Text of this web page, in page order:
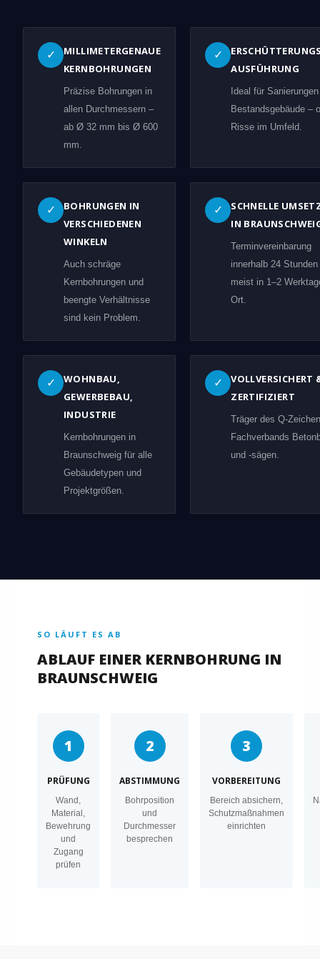
✓
MILLIMETERGENAUE
KERNBOHRUNGEN
Präzise Bohrungen in
allen Durchmessern –
ab Ø 32 mm bis Ø 600
mm.
✓
AUSFÜHRUNG
Ideal für
Bestandsgebäude –
Risse im Umfeld.
✓
BOHRUNGEN IN
VERSCHIEDENEN
WINKELN
Auch schräge
Kernbohrungen und
beengte Verhältnisse
sind kein Problem.
✓
SCHNELLE
IN
Terminvereinbarung
innerhalb 24 Stunden
meist in 1–2
Ort.
✓
WOHNBAU,
GEWERBEBAU,
INDUSTRIE
Kernbohrungen in
Braunschweig für alle
Gebäudetypen und
Projektgrößen.
✓
VOLLVERSICHERT
ZERTIFIZIERT
Träger des Q-
Fachverbands
und -sägen.
SO LÄUFT ES AB
ABLAUF EINER KERNBOHRUNG IN
BRAUNSCHWEIG
1
PRÜFUNG
Wand,
Material,
Bewehrung
und
Zugang
prüfen
2
ABSTIMMUNG
Bohrposition
und
Durchmesser
besprechen
3
VORBEREITUNG
Bereich absichern,
Schutzmaßnahmen
einrichten